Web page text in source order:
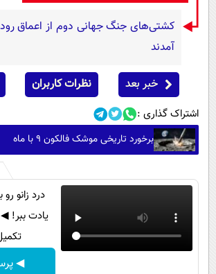
کشتی‌های جنگ جهانی دوم از اعماق
آمدند
خبر بعد نظرات کاربران
اشتراک گذاری :
برخورد تاریخی موشک فالکون ۹ با ماه
درد زانو
یادت ببر!
◀